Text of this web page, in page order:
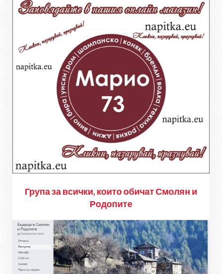
Група за всички, които обичат Смолян и
Родопите